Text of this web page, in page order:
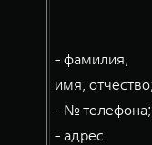
- фамилия,
имя,
- № телефона;
- адрес